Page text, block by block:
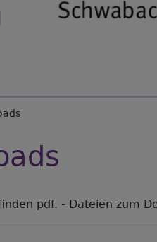
pdf. - Dateien zum